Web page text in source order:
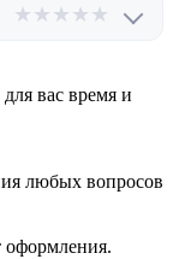
★ ★ ★ ★ ★
вас время и
любых вопросов
оформления.